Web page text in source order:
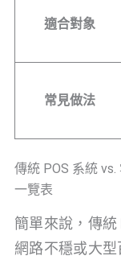
適合對象
常見做法
傳統 POS 系統
一覽表
簡單來說，傳
網路不穩或大